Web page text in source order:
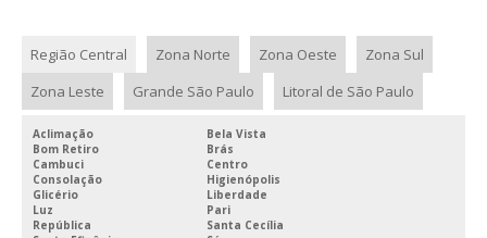
Região Central Zona Norte Zona Oeste
Zona Sul
Zona Leste
Grande São Paulo Litoral de São Paulo
Aclimação
Bela Vista
Bom Retiro
Brás
Cambuci
Centro
Consolação
Higienópolis
Glicério
Liberdade
Luz
Pari
República
Santa Cecília